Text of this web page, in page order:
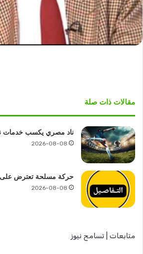
مقالات ذات صلة
ناد مصري يكسب خدمات
2026-08-08
حركة مسلحة تعترض على
2026-08-08
متابعات | تسامح نيوز